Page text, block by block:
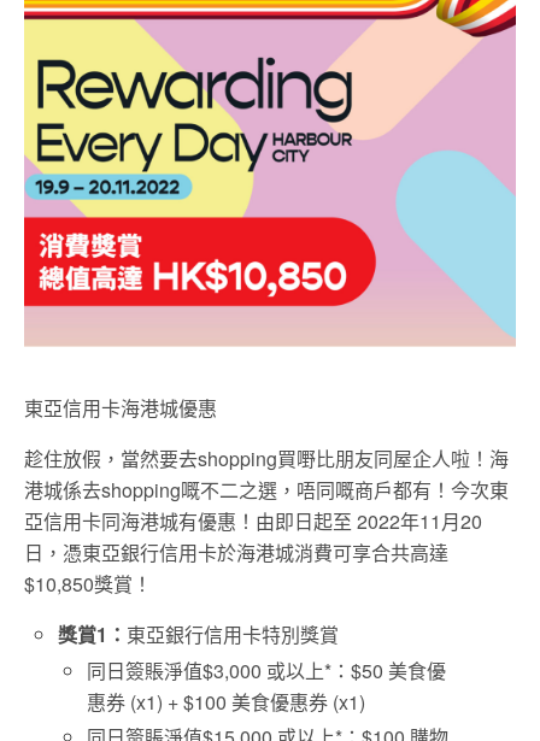
東亞信用卡海港城優惠
趁住放假，當然要去shopping買嘢比朋友同屋企人啦！海
港城係去shopping嘅不二之選，唔同嘅商戶都有！今次東
亞信用卡同海港城有優惠！由即日起至 2022年11月20
日，憑東亞銀行信用卡於海港城消費可享合共高達
$10,850獎賞！
獎賞1： 東亞銀行信用卡特別獎賞
同日簽賬淨值$3,000 或以上*：$50 美食優
惠券 (x1) + $100 美食優惠券 (x1)